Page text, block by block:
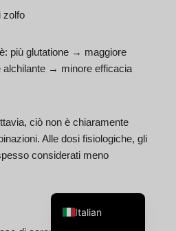
zolfo
più glutatione → maggiore
alchilante → minore efficacia
ciò non è chiaramente
Alle dosi fisiologiche, gli
considerati meno
Italian
English
Finnish
Norwegian
Portuguese